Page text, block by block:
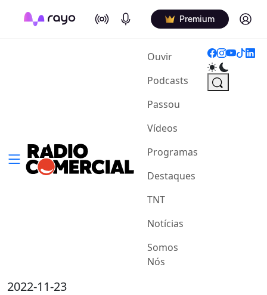
On Air Podcasts Premium Log in
Ouvir(current)
Podcasts
Passou
Vídeos
Programas
Destaques
TNT
Notícias
Somos
Nós
2022-11-23